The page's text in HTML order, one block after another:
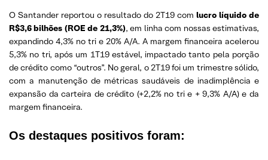
O Santander reportou o resultado do 2T19 com lucro líquido de
R$3,6 bilhões (ROE de 21,3%), em linha com nossas estimativas,
expandindo 4,3% no tri e 20% A/A. A margem financeira acelerou
5,3% no tri, após um 1T19 estável, impactado tanto pela porção
de crédito como “outros”. No geral, o 2T19 foi um trimestre sólido,
com a manutenção de métricas saudáveis ​​de inadimplência e
expansão da carteira de crédito (+2,2% no tri e + 9,3% A/A) e da
margem financeira.
Os destaques positivos foram: